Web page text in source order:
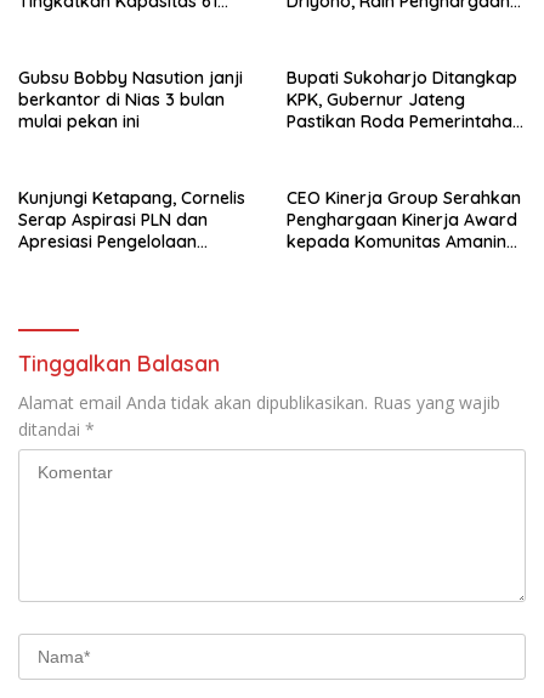
Gubsu Bobby Nasution janji
berkantor di Nias 3 bulan
mulai pekan ini
Bupati Sukoharjo Ditangkap
KPK, Gubernur Jateng
Pastikan Roda Pemerintahan
Kunjungi Ketapang, Cornelis
Serap Aspirasi PLN dan
Apresiasi Pengelolaan
CEO Kinerja Group Serahkan
Penghargaan Kinerja Award
kepada Komunitas Amanina
Tinggalkan Balasan
Alamat email Anda tidak akan dipublikasikan. Ruas yang wajib
ditandai *